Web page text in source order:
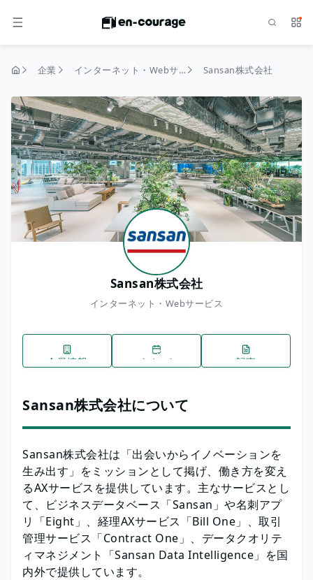
メニュー サ
企業 インターネット・Webサービス Sansan株式会社
Sansan株式会社
インターネット・Webサービス
企業情報 イベント 記事
Sansan株式会社について
Sansan株式会社は「出会いからイノベーションを
生み出す」をミッションとして掲げ、働き方を変え
るAXサービスを提供しています。主なサービスとし
て、ビジネスデータベース「Sansan」や名刺アプ
リ「Eight」、経理AXサービス「Bill One」、取引
管理サービス「Contract One」、データクオリテ
ィマネジメント「Sansan Data Intelligence」を国
内外で提供しています。